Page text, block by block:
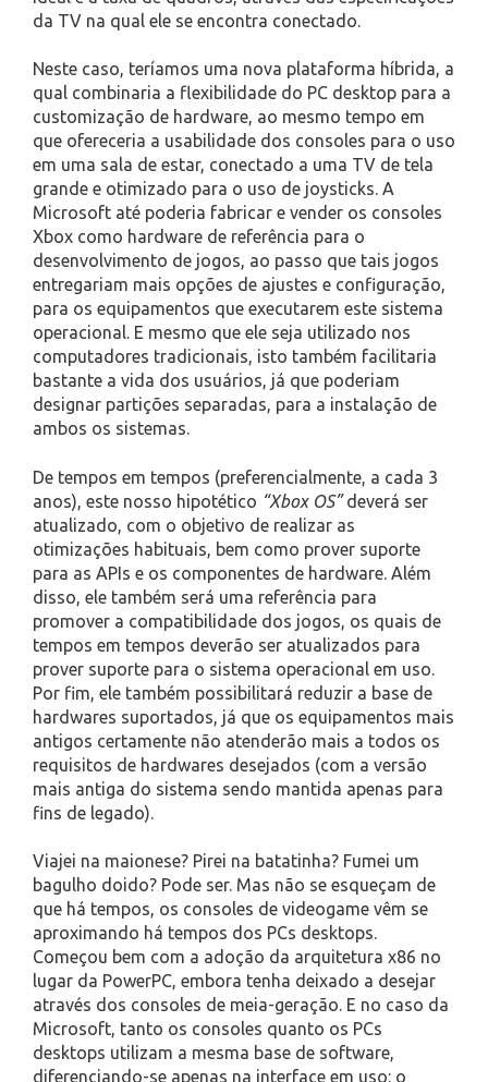
da TV na qual ele se encontra conectado.
Neste caso, teríamos uma nova plataforma híbrida, a
qual combinaria a flexibilidade do PC desktop para a
customização de hardware, ao mesmo tempo em
que ofereceria a usabilidade dos consoles para o uso
em uma sala de estar, conectado a uma TV de tela
grande e otimizado para o uso de joysticks. A
Microsoft até poderia fabricar e vender os consoles
Xbox como hardware de referência para o
desenvolvimento de jogos, ao passo que tais jogos
entregariam mais opções de ajustes e configuração,
para os equipamentos que executarem este sistema
operacional. E mesmo que ele seja utilizado nos
computadores tradicionais, isto também facilitaria
bastante a vida dos usuários, já que poderiam
designar partições separadas, para a instalação de
ambos os sistemas.
De tempos em tempos (preferencialmente, a cada 3
anos), este nosso hipotético “Xbox OS”deverá ser
atualizado, com o objetivo de realizar as
otimizações habituais, bem como prover suporte
para as APIs e os componentes de hardware. Além
disso, ele também será uma referência para
promover a compatibilidade dos jogos, os quais de
tempos em tempos deverão ser atualizados para
prover suporte para o sistema operacional em uso.
Por fim, ele também possibilitará reduzir a base de
hardwares suportados, já que os equipamentos mais
antigos certamente não atenderão mais a todos os
requisitos de hardwares desejados (com a versão
mais antiga do sistema sendo mantida apenas para
fins de legado).
Viajei na maionese? Pirei na batatinha? Fumei um
bagulho doido? Pode ser. Mas não se esqueçam de
que há tempos, os consoles de videogame vêm se
aproximando há tempos dos PCs desktops.
Começou bem com a adoção da arquitetura x86 no
lugar da PowerPC, embora tenha deixado a desejar
através dos consoles de meia-geração. E no caso da
Microsoft, tanto os consoles quanto os PCs
desktops utilizam a mesma base de software,
diferenciando-se apenas na interface em uso: o